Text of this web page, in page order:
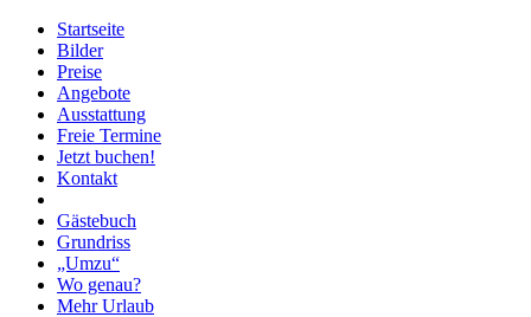
Startseite
Bilder
Preise
Angebote
Ausstattung
Freie Termine
Jetzt buchen!
Kontakt
Gästebuch
Grundriss
„Umzu“
Wo genau?
Mehr Urlaub